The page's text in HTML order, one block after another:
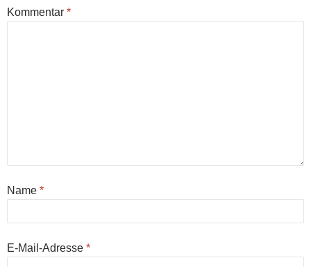
Kommentar *
Name *
E-Mail-Adresse *